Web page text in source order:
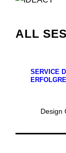
ALL
SERVICE
Design